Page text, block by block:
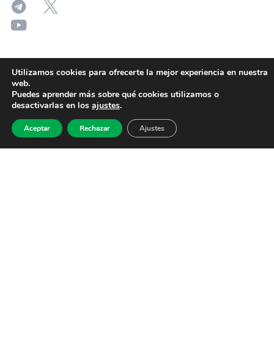
Utilizamos cookies para ofrecerte la mejor experiencia en nuestra
web.
Puedes aprender más sobre qué cookies utilizamos o
desactivarlas en los ajustes.
Aceptar Rechazar Ajustes